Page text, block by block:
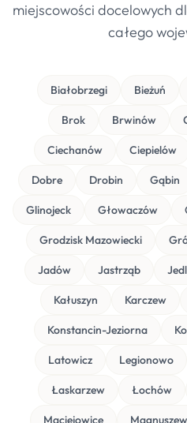
miejscowości docelowych
całego
Białobrzegi Bieżuń
Brok Brwinów
Ciechanów Ciepielów
Dobre Drobin Gąbin
Glinojeck Głowaczów
Grodzisk Mazowiecki
Jadów Jastrząb
Kałuszyn Karczew
Konstancin-Jeziorna
Latowicz Legionowo
Łaskarzew Łochów
Maciejowice Magnuszew